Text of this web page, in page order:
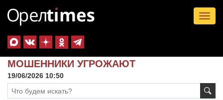
МОШЕННИКИ УГРОЖАЮТ
19/06/2026 10:50